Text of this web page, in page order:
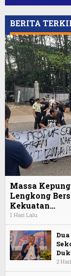
BERITA
Massa
Lengkong
Kekuatan…
1 Hari Lalu
2